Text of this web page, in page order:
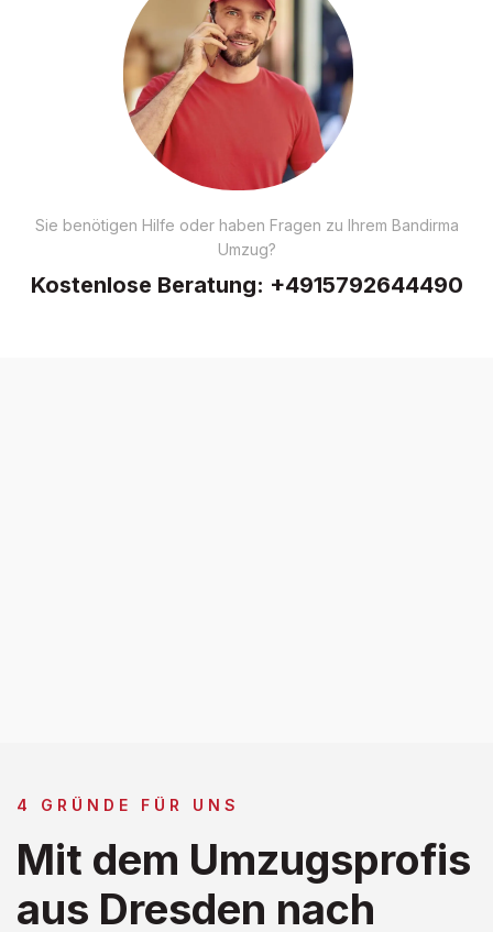
Sie benötigen Hilfe oder haben Fragen zu Ihrem Bandirma
Umzug?
Kostenlose Beratung: +4915792644490
4 GRÜNDE FÜR UNS
Mit dem Umzugsprofis
aus Dresden nach